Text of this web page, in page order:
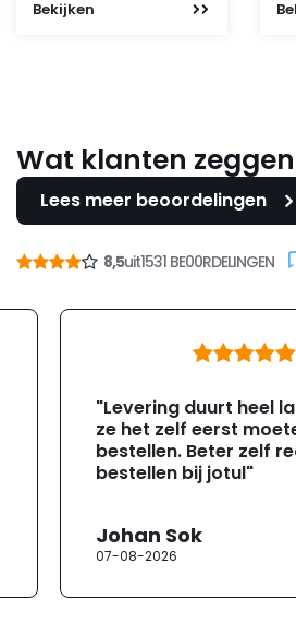
Bekijken
Wat klanten
Lees meer beoordelingen
8,5uit1531 BE00RDELINGEN
"Levering duurt heel
ze het zelf eerst
bestellen. Beter zelf
bestellen bij jotul"
Johan Sok
07-08-2026